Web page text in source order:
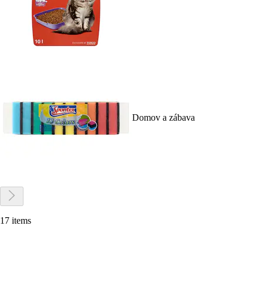
Domov a zábava
17 items